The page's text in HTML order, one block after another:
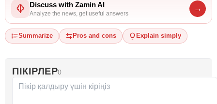
Discuss with Zamin AI
Analyze the news, get useful answers
→
Summarize Pros and cons Explain simply
ПІКІРЛЕР0